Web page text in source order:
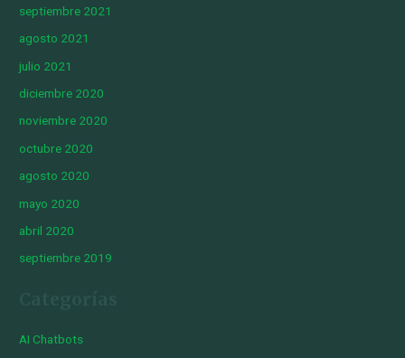
septiembre 2021
agosto 2021
julio 2021
diciembre 2020
noviembre 2020
octubre 2020
agosto 2020
mayo 2020
abril 2020
septiembre 2019
AI Chatbots